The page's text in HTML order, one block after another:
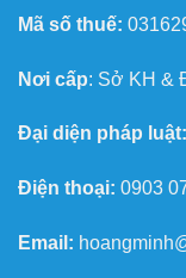
Mã số thuế:
Nơi cấp: Sở KH &
Đại diện pháp luật:
Điện thoại: 0903
Email: